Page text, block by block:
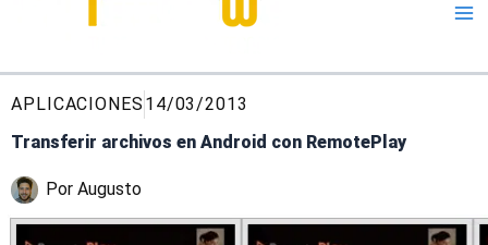
APLICACIONES 14/03/2013
Transferir archivos en Android con RemotePlay
Por Augusto